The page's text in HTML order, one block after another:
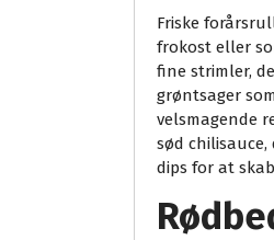
Friske
frokost eller
fine strimler,
grøntsager
velsmagende
sød
dips for at